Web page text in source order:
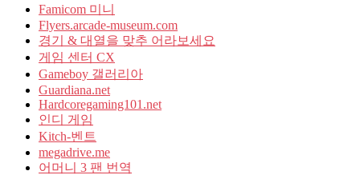
Famicom 미니
Flyers.arcade-museum.com
경기 & 대열을 맞추 어라보세요
게임 센터 CX
Gameboy 갤러리아
Guardiana.net
Hardcoregaming101.net
인디 게임
Kitch-벤트
megadrive.me
어머니 3 팬 번역